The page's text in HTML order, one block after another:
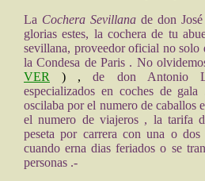
La Cochera Sevillana de don
glorias estes, la cochera de tu
sevillana, proveedor oficial no solo
la Condesa de Paris . No
VER
) ,de don Antonio
especializados en coches de
oscilaba por el numero de caballos
el numero de viajeros , la tarifa
peseta por carrera con una o dos
cuando erna dias feriados o se
personas .-